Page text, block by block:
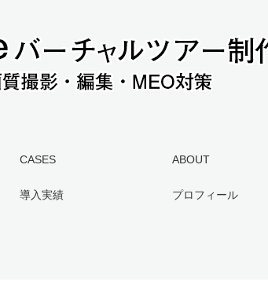
CASES
導入実績
ABOUT
プロフィール